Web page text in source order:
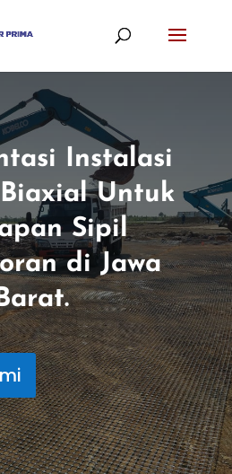
Instalasi
Untuk
Sipil
di Jawa